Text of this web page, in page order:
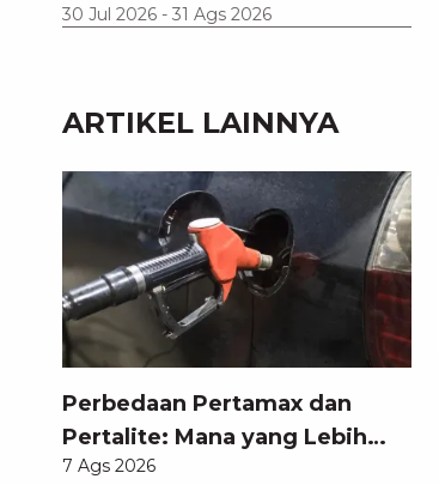
30 Jul 2026 - 31 Ags 2026
ARTIKEL LAINNYA
Perbedaan Pertamax dan
Pertalite: Mana yang Lebih
Baik untuk Mobil Toyota
7 Ags 2026